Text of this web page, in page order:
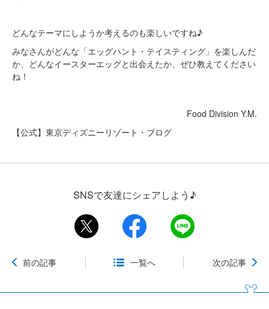
どんなテーマにしようか考えるのも楽しいですね♪
みなさんがどんな「エッグハント・テイスティング」を楽しんだ
か、どんなイースターエッグと出会えたか、ぜひ教えてください
ね！
Food Division Y.M.
【公式】東京ディズニーリゾート・ブログ
SNSで友達にシェアしよう♪
前の記事 一覧へ 次の記事